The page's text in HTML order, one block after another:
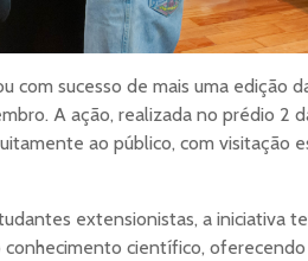
com sucesso de mais uma edição
A ação, realizada no prédio 2
ao público, com visitação
extensionistas, a iniciativa
científico, oferecendo